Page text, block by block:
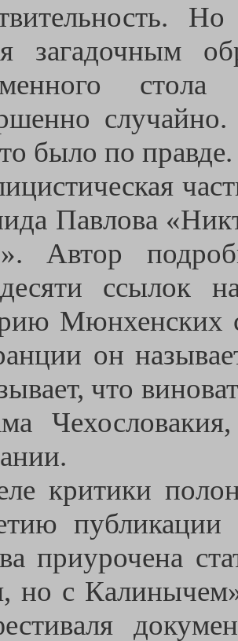
загадочным
было по правде.
Павлова
Автор
ссылок
Мюнхенских
он
что
критики
приурочена
но с